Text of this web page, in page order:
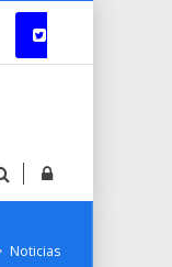
Noticias